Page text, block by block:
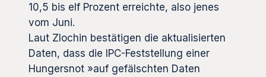
10,5 bis elf Prozent erreichte, also jenes
vom Juni.
Laut Zlochin bestätigen die aktualisierten
Daten, dass die IPC-Feststellung einer
Hungersnot »auf gefälschten Daten